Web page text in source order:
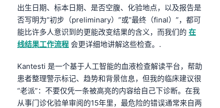
出生日期、标本日期、是否空腹、化验地点，以及报告是
否写明为“初步（preliminary）”或“最终（final）”，都可
能比许多人意识到的更能改变结果的含义，而我们的 在
线结果工作流程 会更详细地讲解这些检查。.
Kantesti 是一个基于人工智能的血液检查解读平台，帮助
患者整理警示标记、趋势和背景信息，但我的临床建议很
“老派”：不要仅凭一条被高亮的内容给自己下诊断。在我
从事门诊化验单审阅的15年里，最危险的错误通常来自两